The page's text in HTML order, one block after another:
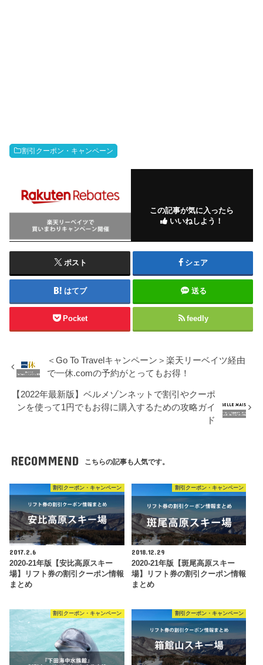
割引クーポン・キャンペーン
この記事が気に入ったら
いいねしよう！
ポスト シェア
はてブ 送る
Pocket feedly
＜Go To Travelキャンペーン＞楽天リーベイツ経由
で一休.comの予約がとってもお得！
【2022年最新版】ベルメゾンネットで割引やクーポ
ンを使って1円でもお得に購入するための攻略ガイ
ド
RECOMMEND こちらの記事も人気です。
割引クーポン・キャンペーン
2017.2.6
2020-21年版【安比高原スキー
場】リフト券の割引クーポン情報
まとめ
割引クーポン・キャンペーン
2018.12.29
2020-21年版【斑尾高原スキー
場】リフト券の割引クーポン情報
まとめ
割引クーポン・キャンペーン 割引クーポン・キャンペーン